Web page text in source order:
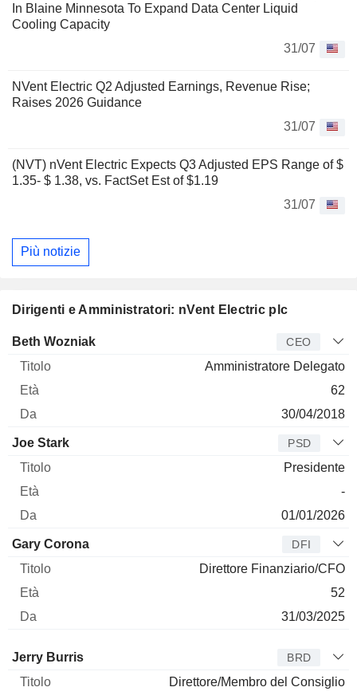
In Blaine Minnesota To Expand Data Center Liquid
Cooling Capacity
31/07
NVent Electric Q2 Adjusted Earnings, Revenue Rise;
Raises 2026 Guidance
31/07
(NVT) nVent Electric Expects Q3 Adjusted EPS Range of $
1.35- $ 1.38, vs. FactSet Est of $1.19
31/07
Più notizie
Dirigenti e Amministratori: nVent Electric plc
Manager Titolo
Beth Wozniak CEO
Amministratore Delegato
62
30/04/2018
Joe Stark PSD
Presidente
-
01/01/2026
Gary Corona DFI
Direttore Finanziario/CFO
52
31/03/2025
Amministratore
Jerry Burris BRD
Direttore/Membro del Consiglio